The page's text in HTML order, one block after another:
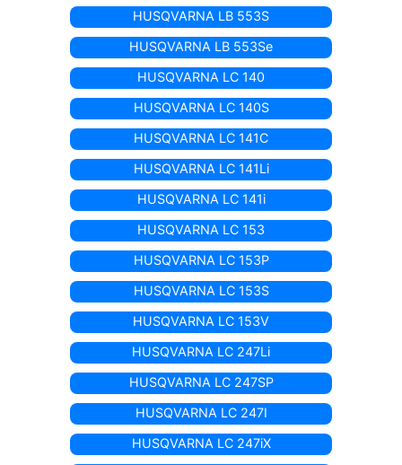
HUSQVARNA LB 553S
HUSQVARNA LB 553Se
HUSQVARNA LC 140
HUSQVARNA LC 140S
HUSQVARNA LC 141C
HUSQVARNA LC 141Li
HUSQVARNA LC 141i
HUSQVARNA LC 153
HUSQVARNA LC 153P
HUSQVARNA LC 153S
HUSQVARNA LC 153V
HUSQVARNA LC 247Li
HUSQVARNA LC 247SP
HUSQVARNA LC 247I
HUSQVARNA LC 247iX